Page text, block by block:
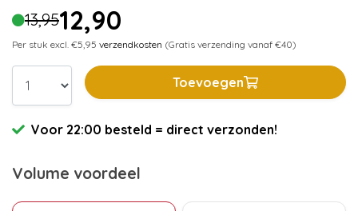
13,9512,90
Per stuk excl. €5,95 verzendkosten (Gratis verzending vanaf €40)
Toevoegen
Voor 22:00 besteld = direct verzonden!
Volume voordeel